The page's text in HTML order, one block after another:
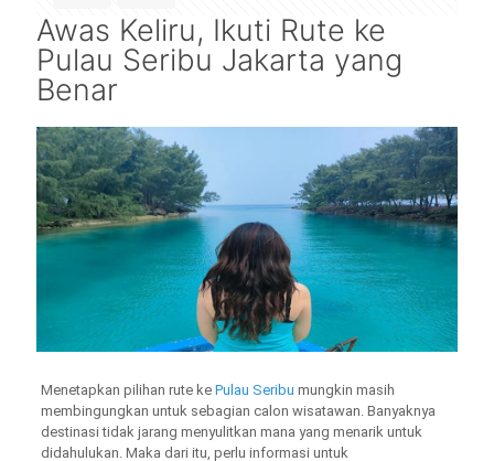
Awas Keliru, Ikuti Rute ke
Pulau Seribu Jakarta yang
Benar
Menetapkan pilihan rute ke Pulau Seribu mungkin masih
membingungkan untuk sebagian calon wisatawan. Banyaknya
destinasi tidak jarang menyulitkan mana yang menarik untuk
didahulukan. Maka dari itu, perlu informasi untuk